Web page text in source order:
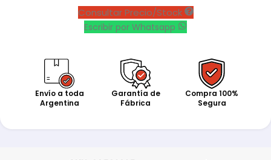
Consultar Precio/Stock
Escribir por Whatsapp
Envío a toda
Argentina
Garantía de
Fábrica
Compra 100%
Segura